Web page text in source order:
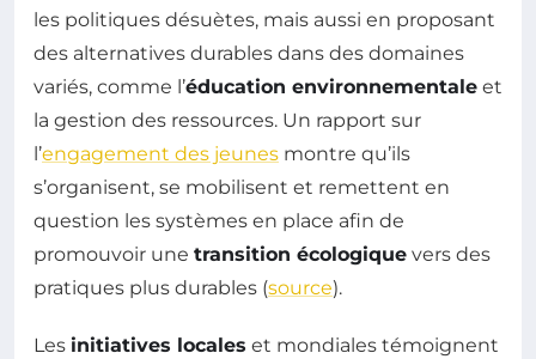
les politiques désuètes, mais aussi en proposant
des alternatives durables dans des domaines
variés, comme l’éducation environnementale et
la gestion des ressources. Un rapport sur
l’engagement des jeunes montre qu’ils
s’organisent, se mobilisent et remettent en
question les systèmes en place afin de
promouvoir une transition écologique vers des
pratiques plus durables (source).
Les initiatives locales et mondiales témoignent